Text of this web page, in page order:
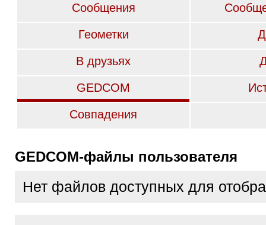
Сообщения
Геометки
В друзьях
GEDCOM
Совпадения
GEDCOM-файлы пользователя
Нет файлов доступных для